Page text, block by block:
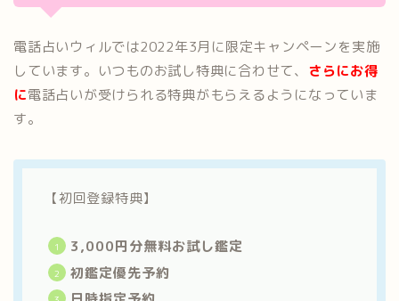
電話占いウィルでは2022年3月に限定キャンペーンを実施
しています。いつものお試し特典に合わせて、 さらにお得
に電話占いが受けられる特典がもらえるようになっていま
す。
【初回登録特典】
3,000円分無料お試し鑑定
初鑑定優先予約